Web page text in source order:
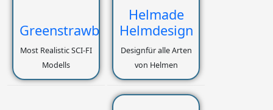
Greenstrawberry
Most Realistic SCI-FI
Modells
Helmade
Helmdesign
Designfür alle Arten
von Helmen